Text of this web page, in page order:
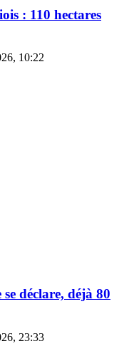
: 110 hectares
10:22
déclare, déjà 80
23:33